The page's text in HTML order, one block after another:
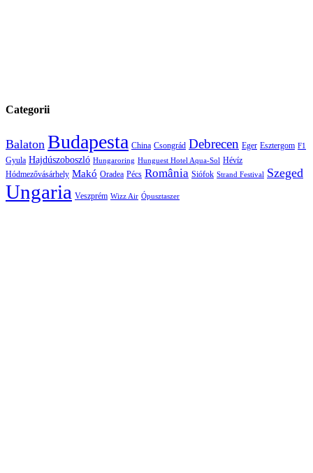
Categorii
Balaton Budapesta China Csongrád Debrecen Eger Esztergom F1
Gyula Hajdúszoboszló Hungaroring Hunguest Hotel Aqua-Sol Hévíz
Hódmezővásárhely Makó Oradea Pécs România Siófok Strand Festival Szeged
Ungaria Veszprém Wizz Air Ópusztaszer